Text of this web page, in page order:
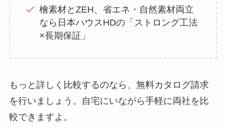
檜素材とZEH、省エネ・自然素材両立
なら日本ハウスHDの「ストロング工法
×長期保証」
もっと詳しく比較するのなら、無料カタログ請求
を行いましょう。自宅にいながら手軽に両社を比
較できますよ。